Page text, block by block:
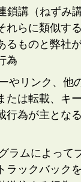
鎖講（ねずみ
れらに類似す
るものと弊社
為
やリンク、他
たは転載、キ
行為が主とな
ラムによって
ラックバック